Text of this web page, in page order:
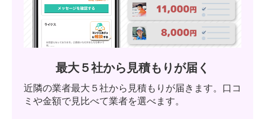
最大５社から見積もりが届く
近隣の業者最大５社から見積もりが届きます。口コ
ミや金額で見比べて業者を選べます。